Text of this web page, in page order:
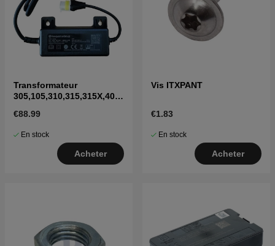
Transformateur
305,105,310,315,315X,405
Mark II
€88.99
En stock
Acheter
Vis ITXPANT
€1.83
En stock
Acheter